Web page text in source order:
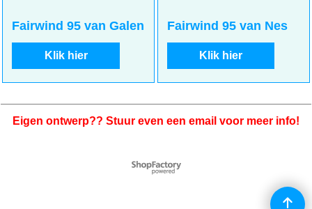
Fairwind 95 van Galen
Klik hier
Fairwind 95 van Nes
Klik hier
Eigen ontwerp?? Stuur even een email voor meer info!
Webwinkel gemaakt met
ShopFactory webwinkel